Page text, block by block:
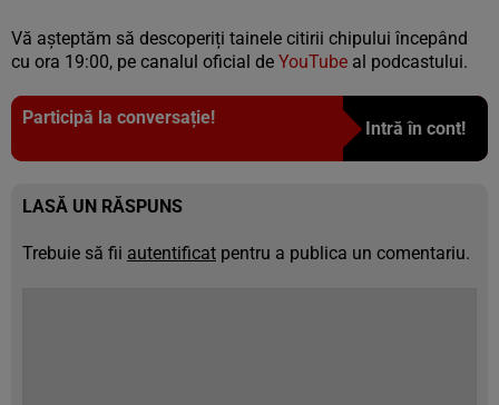
Vă așteptăm să descoperiți tainele citirii chipului începând
cu ora 19:00, pe canalul oficial de YouTube al podcastului.
Participă la conversație!
Intră în cont!
LASĂ UN RĂSPUNS
Trebuie să fii autentificat pentru a publica un comentariu.